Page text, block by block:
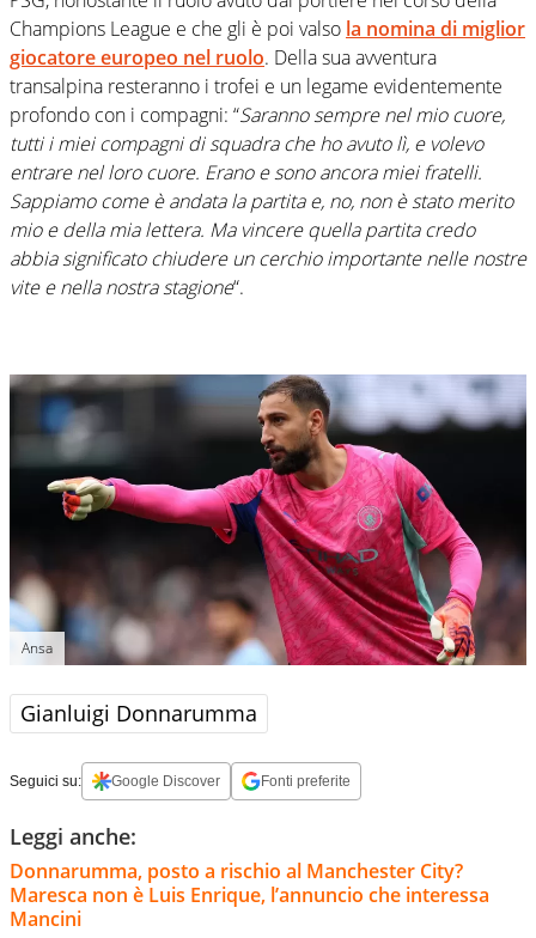
Champions League e che gli è poi valso la nomina di miglior
giocatore europeo nel ruolo. Della sua avventura
transalpina resteranno i trofei e un legame evidentemente
profondo con i compagni: “Saranno sempre nel mio cuore,
tutti i miei compagni di squadra che ho avuto lì, e volevo
entrare nel loro cuore. Erano e sono ancora miei fratelli.
Sappiamo come è andata la partita e, no, non è stato merito
mio e della mia lettera. Ma vincere quella partita credo
abbia significato chiudere un cerchio importante nelle nostre
vite e nella nostra stagione“.
Ansa
Gianluigi Donnarumma
Seguici su: Google Discover Fonti preferite
Leggi anche:
Donnarumma, posto a rischio al Manchester City?
Maresca non è Luis Enrique, l’annuncio che interessa
Mancini